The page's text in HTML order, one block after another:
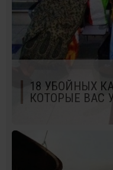
18 УБОЙНЫХ
КОТОРЫЕ ВАС